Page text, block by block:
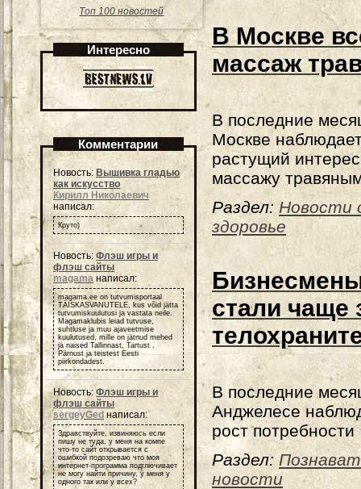
Топ 100 новостей
Интересно
Комментарии
Новость: Вышивка гладью
как искусство
Кирилл Николаевич
написал:
Круто)
Новость: Флэш игры и
флэш сайты
magama написал:
magama.ee on tutvumisportaal
TÄISKASVANUTELE, kus võid jätta
tutvumiskuulutusi ja vastata neile.
Magamaklubis leiad tutvuse,
suhtluse ja muu ajaveetmise
kuulutused, mille on jätnud mehed
ja naised Tallinnast, Tartust ,
Pärnust ja teistest Eesti
piirkondadest.
Новость:Флэш игры и
флэш сайты
sergeyGed написал:
Здравствуйте, извиняюсь если
пишу не туда, у меня на компе
что-то сайт открывается с
ошибкой подозреваю что моя
интернет-программа подглючивает
не могу найти причину, у меня у
одного так или у всех?
В Москве
массаж
В последние
Москве
растущий
массажу
Раздел: Новости
здоровье
стали чаще
В последние
Анджелесе
рост потребности
Раздел:
новости